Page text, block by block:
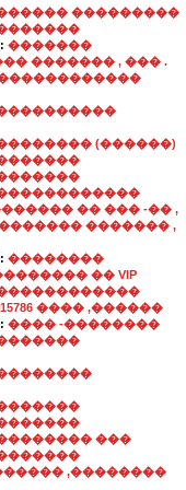
���������
�������
������� , ��� .
(������)
�� ��� -�� ,
������� ,
��������
�� VIP
���� ,������
���� -��������
���
,��������